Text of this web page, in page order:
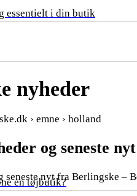
essentielt i din butik
en tøjbutik?
nyheder
› emne › holland
og seneste
seneste nyt fra Berlingske –